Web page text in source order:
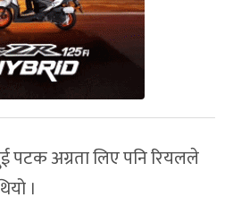
पटक अग्रता लिए पनि रियलले
।